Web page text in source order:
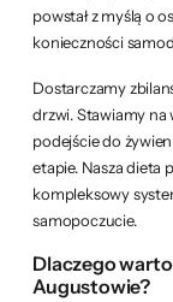
powstał z myślą o
konieczności
Dostarczamy
drzwi. Stawiamy
podejście do
etapie. Nasza dieta
kompleksowy
samopoczucie.
Dlaczego
Augustowie?